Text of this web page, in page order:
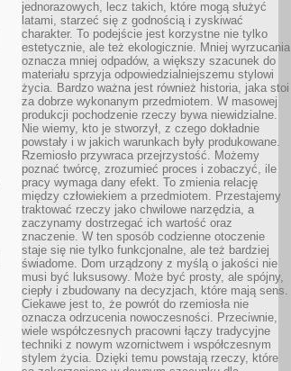
jednorazowych, lecz takich, które mogą służyć
latami, starzeć się z godnością i zyskiwać
charakter. To podejście jest korzystne nie tylko
estetycznie, ale też ekologicznie. Mniej wyrzucania
oznacza mniej odpadów, a większy szacunek do
materiału sprzyja odpowiedzialniejszemu stylowi
życia. Bardzo ważna jest również historia, jaka stoi
za dobrze wykonanym przedmiotem. W masowej
produkcji pochodzenie rzeczy bywa niewidzialne.
Nie wiemy, kto je stworzył, z czego dokładnie
powstały i w jakich warunkach były produkowane.
Rzemiosło przywraca przejrzystość. Możemy
poznać twórcę, zrozumieć proces i zobaczyć, ile
pracy wymaga dany efekt. To zmienia relację
między człowiekiem a przedmiotem. Przestajemy
traktować rzeczy jako chwilowe narzędzia, a
zaczynamy dostrzegać ich wartość oraz
znaczenie. W ten sposób codzienne otoczenie
staje się nie tylko funkcjonalne, ale też bardziej
świadome. Dom urządzony z myślą o jakości nie
musi być luksusowy. Może być prosty, ale spójny,
ciepły i zbudowany na decyzjach, które mają sens.
Ciekawe jest to, że powrót do rzemiosła nie
oznacza odrzucenia nowoczesności. Przeciwnie,
wiele współczesnych pracowni łączy tradycyjne
techniki z nowym wzornictwem i współczesnym
stylem życia. Dzięki temu powstają rzeczy, które